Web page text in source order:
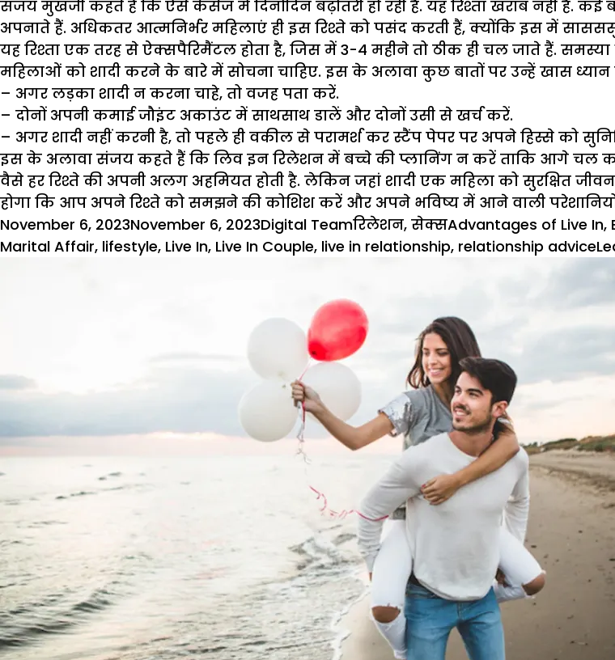
संजय मुखर्जी कहते हैं कि ऐसे केसेज में दिनोंदिन बढ़ोतरी हो रही है. यह रिश्ता खराब नहीं है.
अपनाते हैं. अधिकतर आत्मनिर्भर महिलाएं ही इस रिश्ते को पसंद करती हैं, क्योंकि इस में
यह रिश्ता एक तरह से ऐक्सपैरिमैंटल होता है, जिस में 3-4 महीने तो ठीक ही चल जाते हैं.
महिलाओं को शादी करने के बारे में सोचना चाहिए. इस के अलावा कुछ बातों पर उन्हें खास ध्यान
– अगर लड़का शादी न करना चाहे, तो वजह पता करें.
– दोनों अपनी कमाई जौइंट अकाउंट में साथसाथ डालें और दोनों उसी से खर्च करें.
– अगर शादी नहीं करनी है, तो पहले ही वकील से परामर्श कर स्टैंप पेपर पर अपने हिस्से को
इस के अलावा संजय कहते हैं कि लिव इन रिलेशन में बच्चे की प्लानिंग न करें ताकि आगे चल
वैसे हर रिश्ते की अपनी अलग अहमियत होती है. लेकिन जहां शादी एक महिला को सुरक्षित
होगा कि आप अपने रिश्ते को समझने की कोशिश करें और अपने भविष्य में आने वाली
Posted
on
November 6, 2023November 6, 2023Author
Digital TeamCategories
रिलेशन, सेक्सTags
Advantages of Live In,
Marital Affair, lifestyle, Live In, Live In Couple, live in relationship, relationship advice